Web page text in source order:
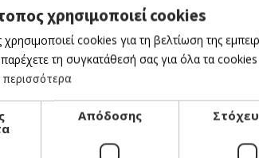
χρησιμοποιεί cookies
cookies για τη βελτίωση της
τη συγκατάθεσή σας για όλα τα
Απόδοσης